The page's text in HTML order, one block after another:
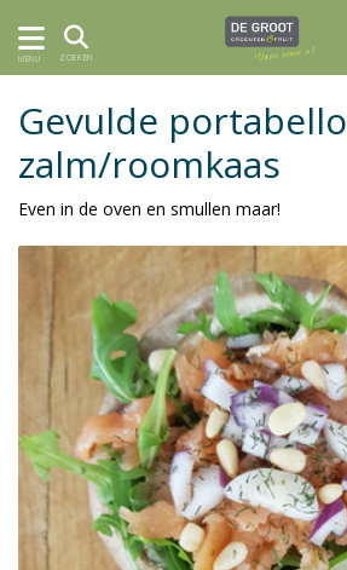
MENU ZOEKEN
Gevulde portabello
zalm/roomkaas
Even in de oven en smullen maar!